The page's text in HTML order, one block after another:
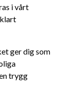
i vårt
ger dig som
trygg